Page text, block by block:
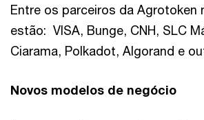
Entre os parceiros da Agrotoken
estão: VISA, Bunge, CNH, SLC
Ciarama, Polkadot, Algorand e
Novos modelos de negócio